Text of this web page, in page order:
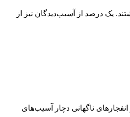
یک درصد از آسیب‌دیدگان نیز از
ناگهانی دچار آسیب‌های